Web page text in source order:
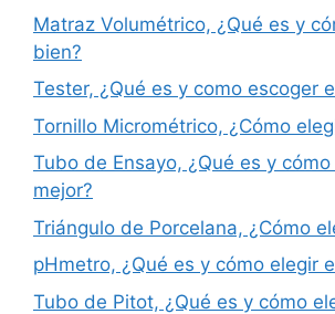
Matraz Volumétrico, ¿Qué es y
bien?
Tester, ¿Qué es y como escoger
Tornillo Micrométrico, ¿Cómo
Tubo de Ensayo, ¿Qué es y
mejor?
Triángulo de Porcelana, ¿Cómo
pHmetro, ¿Qué es y cómo elegir
Tubo de Pitot, ¿Qué es y cómo